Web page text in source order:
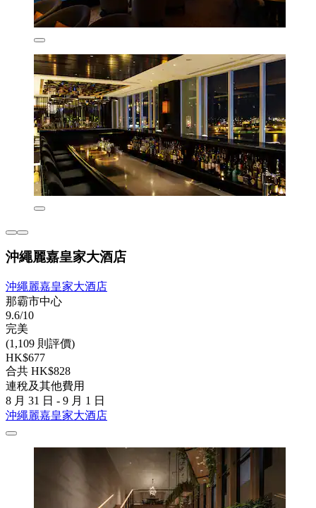
沖繩麗嘉皇家大酒店
沖繩麗嘉皇家大酒店
那霸市中心
9.6/10
完美
(1,109 則評價)
HK$677
合共 HK$828
連稅及其他費用
8 月 31 日 - 9 月 1 日
沖繩麗嘉皇家大酒店